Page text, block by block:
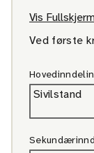
Vis
Ved første
Sivilstand